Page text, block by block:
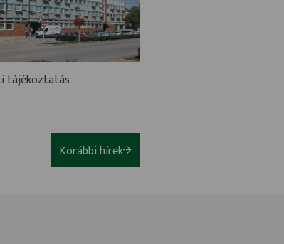
tájékoztatás
Korábbi hírek